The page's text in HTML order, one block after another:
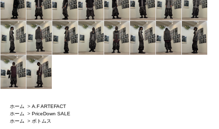
ホーム > A.F ARTEFACT
ホーム
> PriceDown SALE
ホーム
> ボトムス